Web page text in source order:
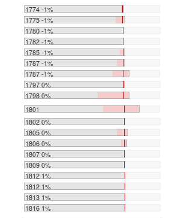
1774 -1%
1775 -1%
1780 -1%
1782 -1%
1785 -1%
1787 -1%
1787 -1%
1797 0%
1798 0%
1801
1802 0%
1805 0%
1806 0%
1807 0%
1809 0%
1812 1%
1812 1%
1813 1%
1816 1%